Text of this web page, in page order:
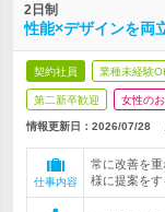
2日制
性能×デザインを両
契約社員 業種未経験
第二新卒歓迎 女性の
情報更新日：2026/07/28
仕事内容
常に改善を
様に提案をす